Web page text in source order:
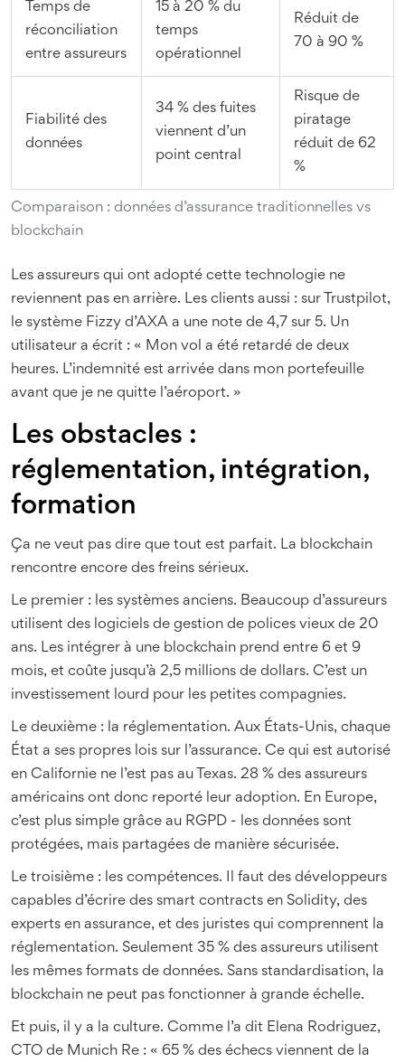
Comparaison : données d’assurance traditionnelles vs
blockchain
Temps de
réconciliation
entre assureurs
15 à 20 % du
temps
opérationnel
Réduit de
70 à 90 %
Fiabilité des
données
34 % des fuites
viennent d’un
point central
Risque de
piratage
réduit de 62
%
Les assureurs qui ont adopté cette technologie ne
reviennent pas en arrière. Les clients aussi : sur Trustpilot,
le système Fizzy d’AXA a une note de 4,7 sur 5. Un
utilisateur a écrit : « Mon vol a été retardé de deux
heures. L’indemnité est arrivée dans mon portefeuille
avant que je ne quitte l’aéroport. »
Les obstacles :
réglementation, intégration,
formation
Ça ne veut pas dire que tout est parfait. La blockchain
rencontre encore des freins sérieux.
Le premier : les systèmes anciens. Beaucoup d’assureurs
utilisent des logiciels de gestion de polices vieux de 20
ans. Les intégrer à une blockchain prend entre 6 et 9
mois, et coûte jusqu’à 2,5 millions de dollars. C’est un
investissement lourd pour les petites compagnies.
Le deuxième : la réglementation. Aux États-Unis, chaque
État a ses propres lois sur l’assurance. Ce qui est autorisé
en Californie ne l’est pas au Texas. 28 % des assureurs
américains ont donc reporté leur adoption. En Europe,
c’est plus simple grâce au RGPD - les données sont
protégées, mais partagées de manière sécurisée.
Le troisième : les compétences. Il faut des développeurs
capables d’écrire des smart contracts en Solidity, des
experts en assurance, et des juristes qui comprennent la
réglementation. Seulement 35 % des assureurs utilisent
les mêmes formats de données. Sans standardisation, la
blockchain ne peut pas fonctionner à grande échelle.
Et puis, il y a la culture. Comme l’a dit Elena Rodriguez,
CTO de Munich Re : « 65 % des échecs viennent de la